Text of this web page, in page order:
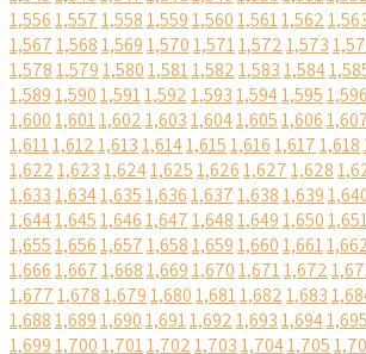
1,5561,5571,5581,5591,5601,5611,562
1,5671,5681,5691,5701,5711,5721,573
1,5781,5791,5801,5811,5821,5831,584
1,5891,5901,5911,5921,5931,5941,5951,596
1,6001,6011,6021,6031,6041,6051,606
1,6111,6121,6131,6141,6151,6161,6171,618
1,6221,6231,6241,6251,6261,6271,628
1,6331,6341,6351,6361,6371,6381,639
1,6441,6451,6461,6471,6481,6491,650
1,6551,6561,6571,6581,6591,6601,661
1,6661,6671,6681,6691,6701,6711,672
1,6771,6781,6791,6801,6811,6821,683
1,6881,6891,6901,6911,6921,6931,6941,695
1,6991,7001,7011,7021,7031,7041,705